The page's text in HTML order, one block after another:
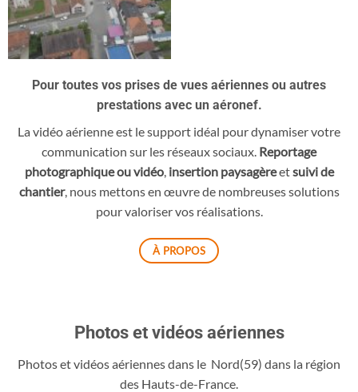
Pour toutes vos prises de vues aériennes ou autres
prestations avec un aéronef.
La vidéo aérienne est le support idéal pour dynamiser votre
communication sur les réseaux sociaux. Reportage
photographique ou vidéo, insertion paysagèreetsuivi de
chantier, nous mettons en œuvre de nombreuses solutions
pour valoriser vos réalisations.
À PROPOS
Photos et vidéos aériennes
Photos et vidéos aériennes dans le Nord(59) dans la région
des Hauts-de-France.